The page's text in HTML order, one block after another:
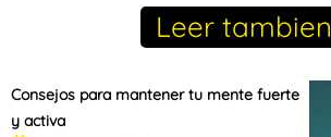
Leer tambien
Consejos para mantener tu mente fuerte
y activa